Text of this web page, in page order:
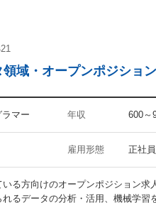
域・オープンポジション
マー 年収 600～
雇用形態 正社員
る方向けのオープンポジション求
るデータの分析・活用、機械学習